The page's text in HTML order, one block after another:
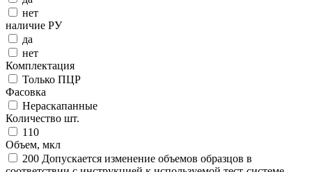
нет
наличие РУ
да
нет
Комплектация
Только ПЦР
Фасовка
Нераскапанные
Количество шт.
110
Объем, мкл
200 Допускается изменение объемов образцов в